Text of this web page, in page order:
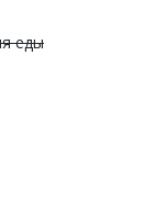
еды